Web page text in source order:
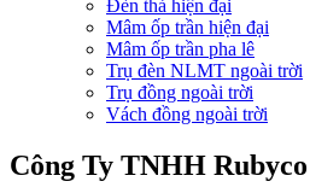
Đèn thả hiện đại
Mâm ốp trần hiện đại
Mâm ốp trần pha lê
Trụ đèn NLMT ngoài trời
Trụ đồng ngoài trời
Vách đồng ngoài trời
Công Ty TNHH Rubyco